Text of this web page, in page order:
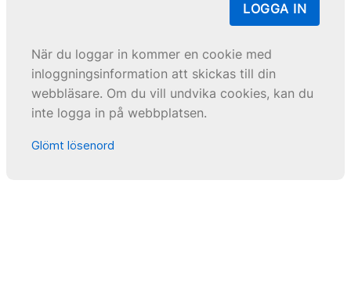
LOGGA IN
När du loggar in kommer en cookie med
inloggningsinformation att skickas till din
webbläsare. Om du vill undvika cookies, kan du
inte logga in på webbplatsen.
Glömt lösenord